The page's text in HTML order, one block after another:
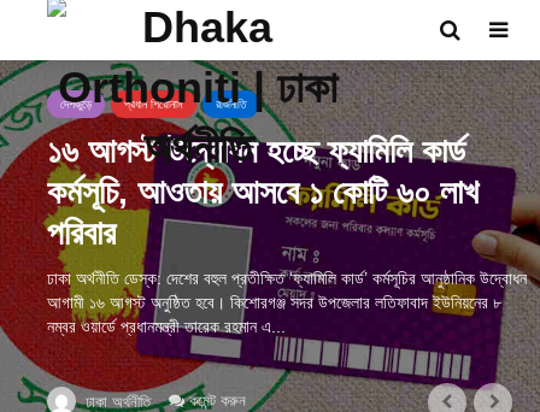
দেশজুড়ে প্রধান শিরোনাম রাজনীতি
১৬ আগস্ট উদ্বোধন হচ্ছে ফ্যামিলি কার্ড
কর্মসূচি, আওতায় আসবে ১ কোটি ৬০ লাখ
পরিবার
ঢাকা অর্থনীতি ডেস্ক: দেশের বহুল প্রতীক্ষিত ‘ফ্যামিলি কার্ড’ কর্মসূচির আনুষ্ঠানিক উদ্বোধন
আগামী ১৬ আগস্ট অনুষ্ঠিত হবে। কিশোরগঞ্জ সদর উপজেলার লতিফাবাদ ইউনিয়নের ৮
নম্বর ওয়ার্ডে প্রধানমন্ত্রী তারেক রহমান এ...
ঢাকা অর্থনীতি কমেন্ট করুন